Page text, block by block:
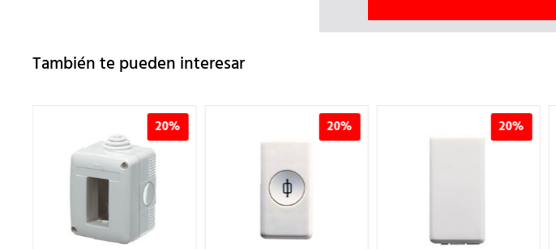
También te pueden interesar
20% 20% 20%